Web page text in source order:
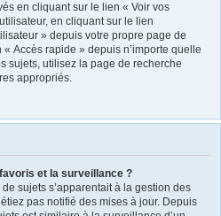
en cliquant sur le lien « Voir vos
en cliquant sur le lien
» depuis votre propre page de
Accès rapide » depuis n’importe quelle
sujets, utilisez la page de recherche
appropriés.
et la surveillance ?
sujets s’apparentait à la gestion des
pas notifié des mises à jour. Depuis